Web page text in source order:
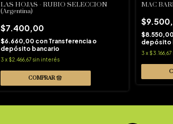
LAS HOJAS - RUBIO SELECCION
(Argentina)
$7.400,00
$6.660,00 con Transferencia o
depósito bancario
3 x $2.466,67 sin interés
MAC
$8.550,00
depósito
3 x $3.166,67